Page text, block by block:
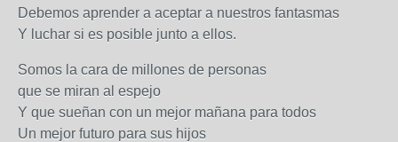
Debemos aprender a aceptar a nuestros fantasmas
Y luchar si es posible junto a ellos.
Somos la cara de millones de personas
que se miran al espejo
Y que sueñan con un mejor mañana para todos
Un mejor futuro para sus hijos